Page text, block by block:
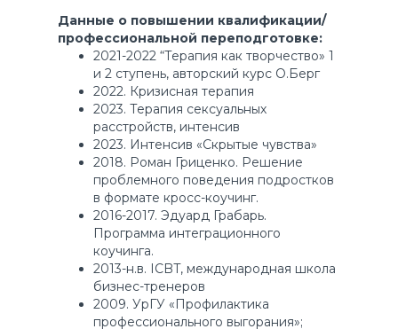
Данные о повышении квалификации/
профессиональной переподготовке:
2021-2022 “Терапия как творчество» 1
и 2 ступень, авторский курс О.Берг
2022. Кризисная терапия
2023. Терапия сексуальных
расстройств, интенсив
2023. Интенсив «Скрытые чувства»
2018. Роман Гриценко. Решение
проблемного поведения подростков
в формате кросс-коучинг.
2016-2017. Эдуард Грабарь.
Программа интеграционного
коучинга.
2013-н.в. ICBT, международная школа
бизнес-тренеров
2009. УрГУ «Профилактика
профессионального выгорания»;
Персональное соглашение (оферта)
Сведения об Образовательной организации
Все права защищены © ООО «АЙ-ДИЗАЙН»,